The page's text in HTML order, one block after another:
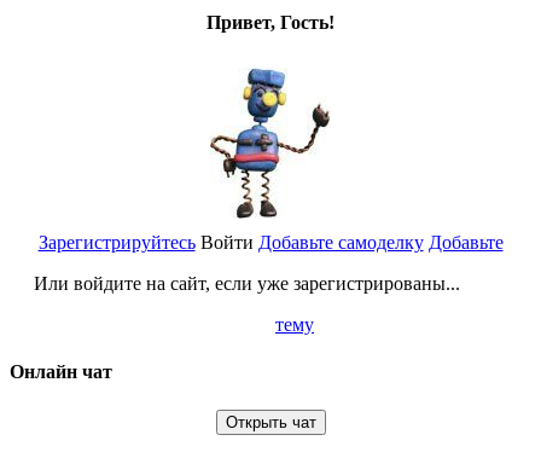
Привет, Гость!
Зарегистрируйтесь
Или войдите на сайт, если уже зарегистрированы...
Войти Добавьте самоделку Добавьте
тему
Онлайн чат
Открыть чат